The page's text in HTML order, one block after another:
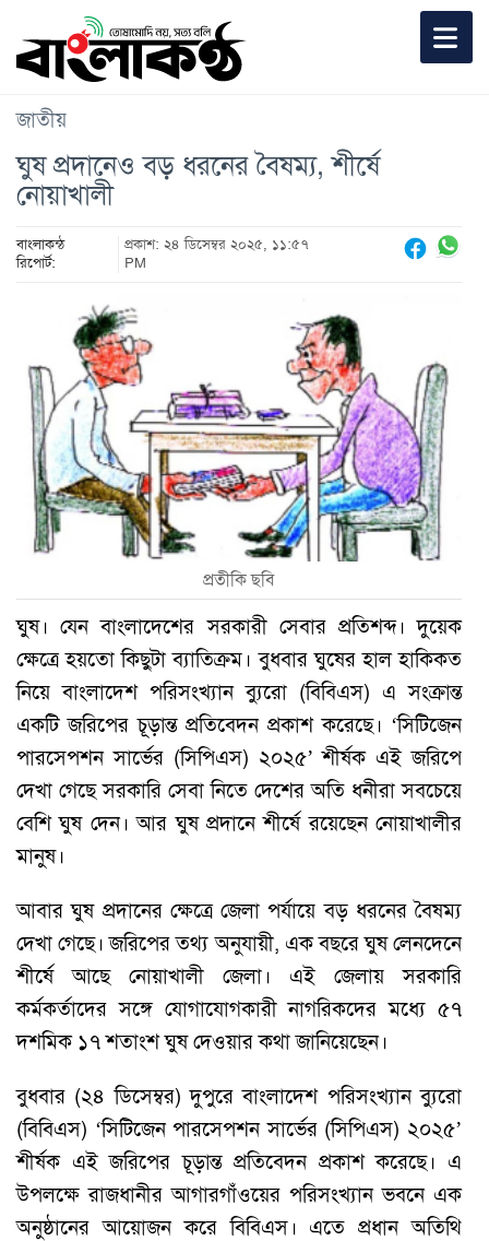
জাতীয়
ঘুষ প্রদানেও বড় ধরনের বৈষম্য, শীর্ষে
নোয়াখালী
বাংলাকন্ঠ
রিপোর্ট:
প্রকাশ: ২৪ ডিসেম্বর ২০২৫, ১১:৫৭
PM
প্রতীকি ছবি
ঘুষ। যেন বাংলাদেশের সরকারী সেবার প্রতিশব্দ। দুয়েক
ক্ষেত্রে হয়তো কিছুটা ব্যাতিক্রম। বুধবার ঘুষের হাল হাকিকত
নিয়ে বাংলাদেশ পরিসংখ্যান ব্যুরো (বিবিএস) এ সংক্রান্ত
একটি জরিপের চূড়ান্ত প্রতিবেদন প্রকাশ করেছে। ‘সিটিজেন
পারসেপশন সার্ভের (সিপিএস) ২০২৫’ শীর্ষক এই জরিপে
দেখা গেছে সরকারি সেবা নিতে দেশের অতি ধনীরা সবচেয়ে
বেশি ঘুষ দেন। আর ঘুষ প্রদানে শীর্ষে রয়েছেন নোয়াখালীর
মানুষ।
আবার ঘুষ প্রদানের ক্ষেত্রে জেলা পর্যায়ে বড় ধরনের বৈষম্য
দেখা গেছে। জরিপের তথ্য অনুযায়ী, এক বছরে ঘুষ লেনদেনে
শীর্ষে আছে নোয়াখালী জেলা। এই জেলায় সরকারি
কর্মকর্তাদের সঙ্গে যোগাযোগকারী নাগরিকদের মধ্যে ৫৭
দশমিক ১৭ শতাংশ ঘুষ দেওয়ার কথা জানিয়েছেন।
বুধবার (২৪ ডিসেম্বর) দুপুরে বাংলাদেশ পরিসংখ্যান ব্যুরো
(বিবিএস) ‘সিটিজেন পারসেপশন সার্ভের (সিপিএস) ২০২৫’
শীর্ষক এই জরিপের চূড়ান্ত প্রতিবেদন প্রকাশ করেছে। এ
উপলক্ষে রাজধানীর আগারগাঁওয়ের পরিসংখ্যান ভবনে এক
অনুষ্ঠানের আয়োজন করে বিবিএস। এতে প্রধান অতিথি